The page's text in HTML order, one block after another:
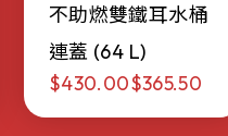
不助燃雙鐵耳水桶
連蓋 (64 L)
$430.00$365.50